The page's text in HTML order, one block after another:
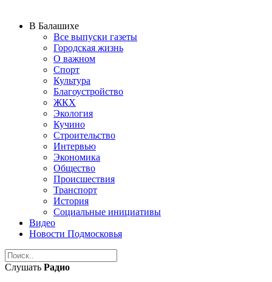
В Балашихе
Все выпуски газеты
Городская жизнь
О важном
Спорт
Культура
Благоустройство
ЖКХ
Экология
Кучино
Строительство
Интервью
Экономика
Общество
Происшествия
Транспорт
История
Социальные инициативы
Видео
Новости Подмосковья
Слушать Радио